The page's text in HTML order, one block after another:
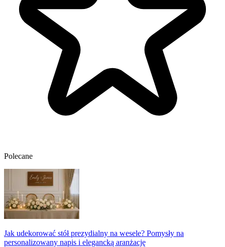
Polecane
Jak udekorować stół prezydialny na wesele? Pomysły na
personalizowany napis i elegancką aranżację